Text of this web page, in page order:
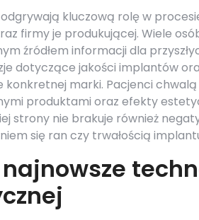
kluczową rolę w
firmy je produkującej. Wiele
źródłem informacji dla
dotyczące jakości implantów
konkretnej marki. Pacjenci
produktami oraz efekty
strony nie brakuje również
się ran czy trwałością